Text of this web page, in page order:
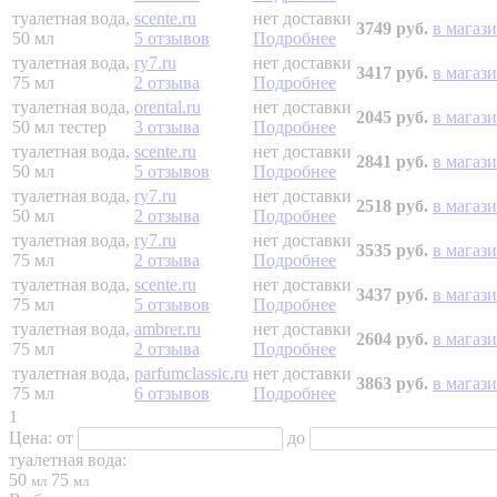
туалетная вода,
50 мл
scente.ru
5 отзывов
нет доставки
Подробнее
3749 руб. в
туалетная вода,
75 мл
ry7.ru
2 отзыва
нет доставки
Подробнее
3417 руб. в
туалетная вода,
50 мл тестер
orental.ru
3 отзыва
нет доставки
Подробнее
2045 руб. в
туалетная вода,
50 мл
scente.ru
5 отзывов
нет доставки
Подробнее
2841 руб. в
туалетная вода,
50 мл
ry7.ru
2 отзыва
нет доставки
Подробнее
2518 руб. в
туалетная вода,
75 мл
ry7.ru
2 отзыва
нет доставки
Подробнее
3535 руб. в
туалетная вода,
75 мл
scente.ru
5 отзывов
нет доставки
Подробнее
3437 руб. в
туалетная вода,
75 мл
ambrer.ru
2 отзыва
нет доставки
Подробнее
2604 руб. в
туалетная вода,
75 мл
parfumclassic.ru
6 отзывов
нет доставки
Подробнее
3863 руб. в
1
Цена: от
до
туалетная вода:
50 мл 75 мл